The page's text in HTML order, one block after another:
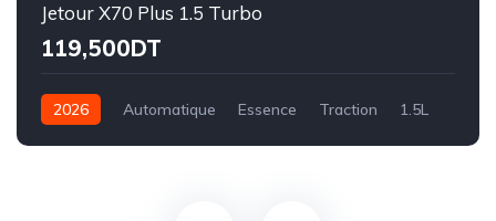
Jetour X70 Plus 1.5 Turbo
119,500DT
2026 Automatique Essence Traction 1.5L